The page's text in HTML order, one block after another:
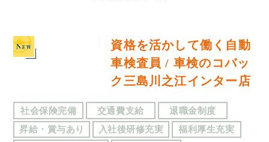
資格を活かして働く自動
車検査員 / 車検のコバッ
ク三島川之江インター店
社会保険完備 交通費支給
退職金制度
昇給・賞与あり
入社後研修充実
福利厚生充実